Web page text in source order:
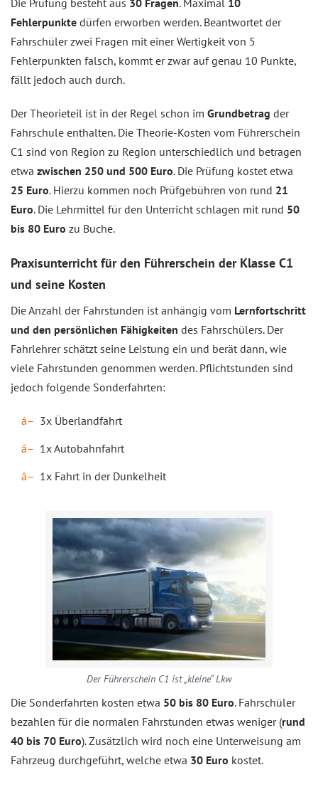
Die Prüfung besteht aus 30 Fragen. Maximal 10
Fehlerpunkte dürfen erworben werden. Beantwortet der
Fahrschüler zwei Fragen mit einer Wertigkeit von 5
Fehlerpunkten falsch, kommt er zwar auf genau 10 Punkte,
fällt jedoch auch durch.
Der Theorieteil ist in der Regel schon im Grundbetrag der
Fahrschule enthalten. Die Theorie-Kosten vom Führerschein
C1 sind von Region zu Region unterschiedlich und betragen
etwa zwischen 250 und 500 Euro. Die Prüfung kostet etwa
25 Euro. Hierzu kommen noch Prüfgebühren von rund 21
Euro. Die Lehrmittel für den Unterricht schlagen mit rund 50
bis 80 Euro zu Buche.
Praxisunterricht für den Führerschein der Klasse C1
und seine Kosten
Die Anzahl der Fahrstunden ist anhängig vom Lernfortschritt
und den persönlichen Fähigkeiten des Fahrschülers. Der
Fahrlehrer schätzt seine Leistung ein und berät dann, wie
viele Fahrstunden genommen werden. Pflichtstunden sind
jedoch folgende Sonderfahrten:
3x Überlandfahrt
1x Autobahnfahrt
1x Fahrt in der Dunkelheit
Der Führerschein C1 ist „kleine“ Lkw
Die Sonderfahrten kosten etwa 50 bis 80 Euro. Fahrschüler
bezahlen für die normalen Fahrstunden etwas weniger (rund
40 bis 70 Euro). Zusätzlich wird noch eine Unterweisung am
Fahrzeug durchgeführt, welche etwa 30 Euro kostet.